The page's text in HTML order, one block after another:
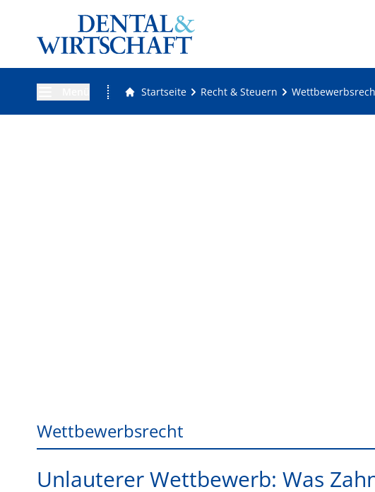
Startseite Recht & Steuern
Wettbewerbsrecht
Unlauterer Wettbewerb: Was